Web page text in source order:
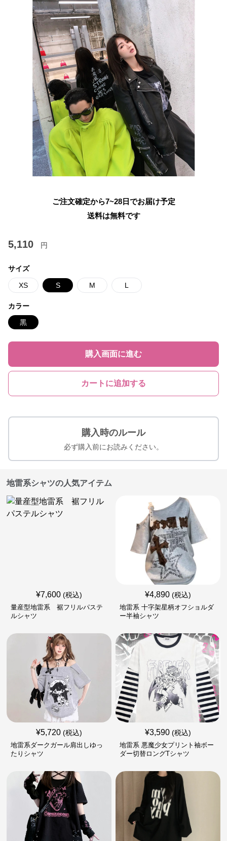
ご注文確定から7~28日でお届け予定
送料は無料です
5,110 円
サイズ
XS S M L
カラー
黒
購入画面に進む
カートに追加する
購入時のルール
必ず購入前にお読みください。
地雷系シャツの人気アイテム
¥7,600 (税込)
量産型地雷系 裾フリルパステ
ルシャツ
¥4,890 (税込)
地雷系 十字架星柄オフショルダ
ー半袖シャツ
¥5,720 (税込)
地雷系ダークガール肩出しゆっ
たりシャツ
¥3,590 (税込)
地雷系 悪魔少女プリント袖ボー
ダー切替ロングTシャツ